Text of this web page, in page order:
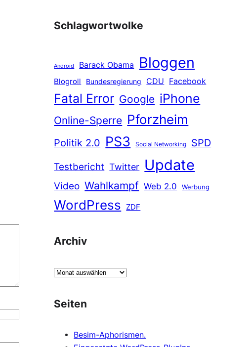
Schlagwortwolke
Android Barack Obama Bloggen
Blogroll Bundesregierung CDU Facebook
Fatal Error Google iPhone
Online-Sperre Pforzheim
Politik 2.0 PS3 Social Networking
SPD
Testbericht Twitter Update
Video Wahlkampf Web 2.0 Werbung
WordPress ZDF
Archiv
A
h
Seiten
Besim-Aphorismen.